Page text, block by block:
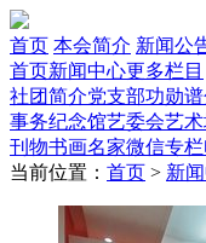
首页 本会简介 新闻公
首页新闻中心更多栏目
社团简介党支部功勋谱
事务纪念馆艺委会艺术
刊物书画名家微信专栏
当前位置： 首页 > 新